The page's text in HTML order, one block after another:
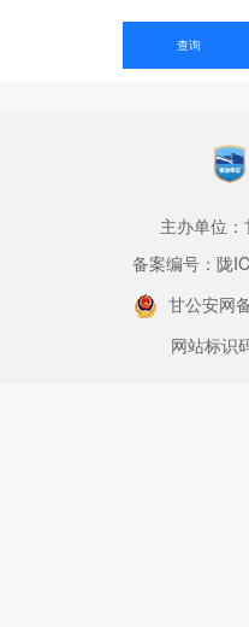
主办单位
备案编号：陇
甘公安网
网站标识